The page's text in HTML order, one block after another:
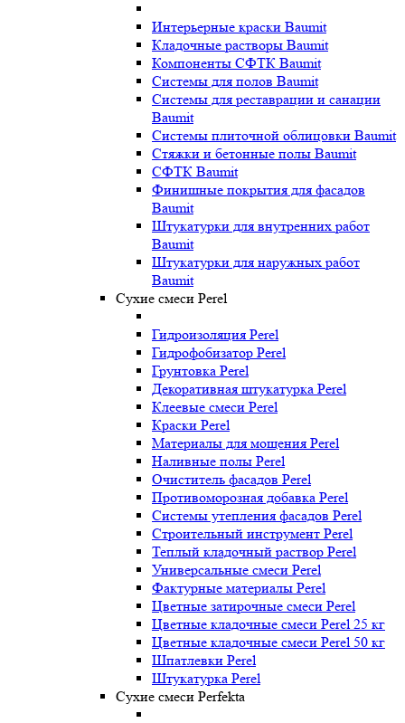
Интерьерные краски Baumit
Кладочные растворы Baumit
Компоненты СФТК Baumit
Системы для полов Baumit
Системы для реставрации и санации
Baumit
Системы плиточной облицовки Baumit
Стяжки и бетонные полы Baumit
СФТК Baumit
Финишные покрытия для фасадов
Baumit
Штукатурки для внутренних работ
Baumit
Штукатурки для наружных работ
Baumit
Сухие смеси Perel
Гидроизоляция Perel
Гидрофобизатор Perel
Грунтовка Perel
Декоративная штукатурка Perel
Клеевые смеси Perel
Краски Perel
Материалы для мощения Perel
Наливные полы Perel
Очиститель фасадов Perel
Противоморозная добавка Perel
Системы утепления фасадов Perel
Строительный инструмент Perel
Теплый кладочный раствор Perel
Универсальные смеси Perel
Фактурные материалы Perel
Цветные затирочные смеси Perel
Цветные кладочные смеси Perel 25 кг
Цветные кладочные смеси Perel 50 кг
Шпатлевки Perel
Штукатурка Perel
Сухие смеси Perfekta